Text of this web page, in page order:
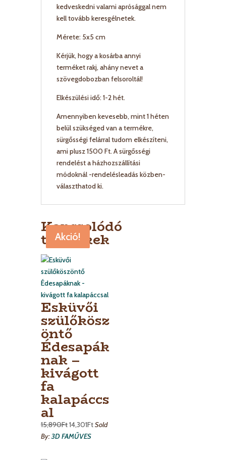
kedveskedni valami aprósággal nem
kell tovább keresgélnetek.
Mérete: 5x5 cm
Kérjük, hogy a kosárba annyi
terméket rakj, ahány nevet a
szövegdobozban felsoroltál!
Elkészülési idő: 1-2 hét.
Amennyiben kevesebb, mint 1 héten
belül szükséged van a termékre,
sürgősségi felárral tudom elkészíteni,
ami plusz 1500 Ft. A sürgősségi
rendelést a házhozszállítási
módoknál -rendelésleadás közben-
választhatod ki.
Kapcsolódó
termékek
Akció!
Esküvői
szülőkösz
öntő
Édesapák
nak –
kivágott
fa
kalapáccs
al
15,890Ft14,301FtSold
By:3D FAMŰVES
Akció!
Akció!